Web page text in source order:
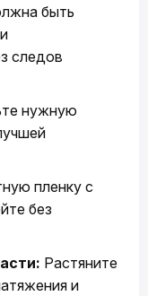
быть
следов
нужную
пленку с
без
Растяните
и